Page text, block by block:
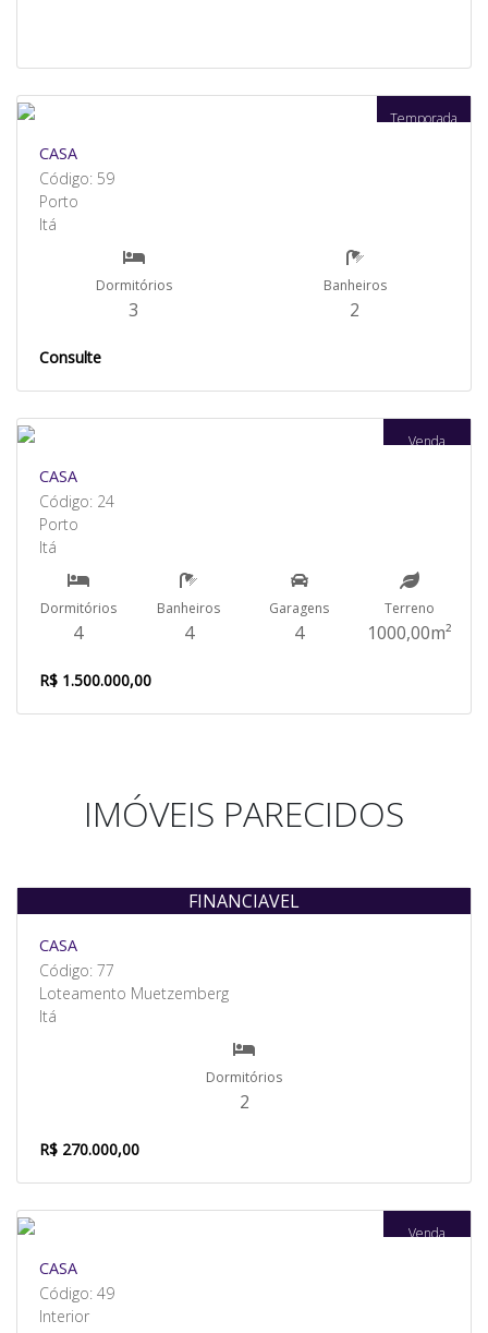
Temporada
CASA
Código: 59
Porto
Itá
Dormitórios
3
Banheiros
2
Consulte
Venda
CASA
Código: 24
Porto
Itá
Dormitórios
4
Banheiros
4
Garagens
4
Terreno
1000,00m²
R$ 1.500.000,00
IMÓVEIS PARECIDOS
Venda
FINANCIAVEL
CASA
Código: 77
Loteamento Muetzemberg
Itá
Dormitórios
2
R$ 270.000,00
Venda
CASA
Código: 49
Interior